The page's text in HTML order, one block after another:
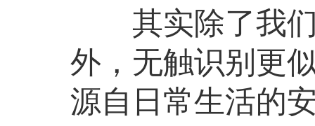
其实除了我们
外，无触识别更
源自日常生活的